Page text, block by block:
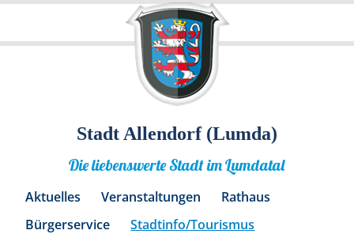
Stadt Allendorf (Lumda)
Die liebenswerte Stadt im Lumdatal
Aktuelles Veranstaltungen
Rathaus
Bürgerservice
Stadtinfo/Tourismus